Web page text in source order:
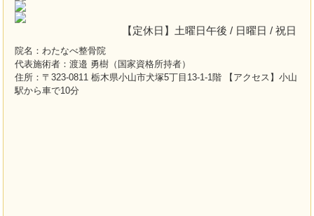
【定休日】土曜日午後 / 日曜日 / 祝日
院名：わたなべ整骨院
代表施術者：渡邉 勇樹（国家資格所持者）
住所：〒323-0811 栃木県小山市犬塚5丁目13-1-1階 【アクセス】小山
駅から車で10分